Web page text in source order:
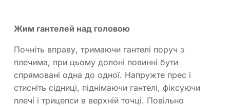
Жим гантелей над головою
Почніть вправу, тримаючи гантелі поруч з
плечима, при цьому долоні повинні бути
спрямовані одна до одної. Напружте прес і
стисніть сідниці, піднімаючи гантелі, фіксуючи
плечі і трицепси в верхній точці. Повільно